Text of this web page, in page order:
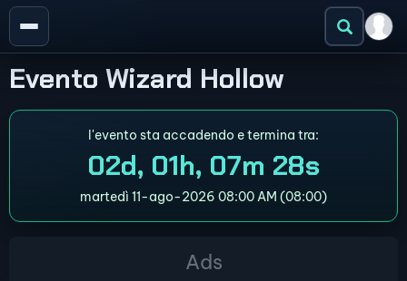
Evento Wizard Hollow
l'evento sta accadendo e termina tra:
02d, 01h, 07m 28s
martedì 11-ago-2026 08:00 AM (08:00)